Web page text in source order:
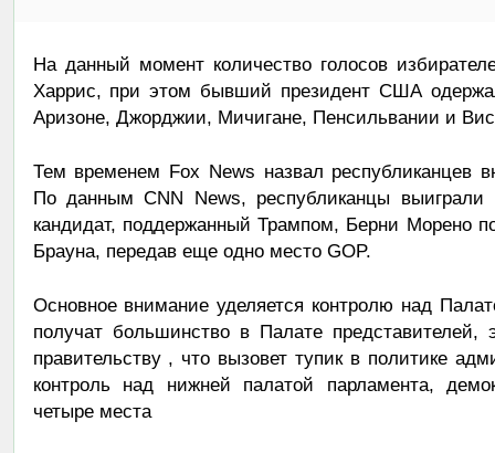
На данный момент количество голосов
Харрис, при этом бывший президент США
Аризоне, Джорджии, Мичигане, Пенсильвании и
Тем временем Fox News назвал
По данным CNN News, республиканцы
кандидат, поддержанный Трампом, Берни Морено
Брауна, передав еще одно место GOP.
Основное внимание уделяется контролю над
получат большинство в Палате представителей,
правительству , что вызовет тупик в политике
контроль над нижней палатой парламента,
четыре места